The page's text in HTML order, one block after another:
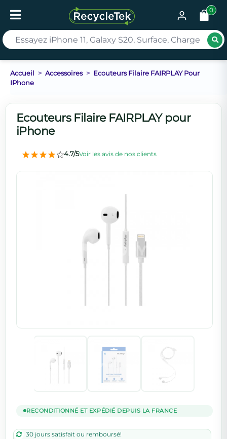
0
Accueil Accessoires
Ecouteurs Filaire FAIRPLAY Pour
IPhone
Ecouteurs Filaire FAIRPLAY pour
iPhone
4.7/5Voir les avis de nos clients
RECONDITIONNÉ ET EXPÉDIÉ DEPUIS LA FRANCE
30 jours satisfait ou remboursé!